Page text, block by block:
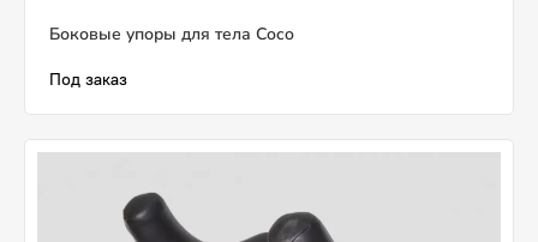
Боковые упоры для тела Coco
Под заказ